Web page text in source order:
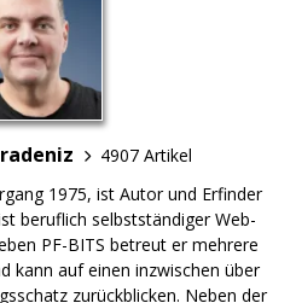
4907 Artikel
1975, ist Autor und Erfinder
beruflich selbstständiger Web-
PF-BITS betreut er mehrere
kann auf einen inzwischen über
zurückblicken. Neben der